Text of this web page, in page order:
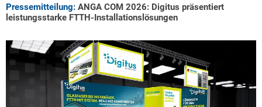
Pressemitteilung: ANGA COM 2026: Digitus präsentiert
leistungsstarke FTTH-Installationslösungen